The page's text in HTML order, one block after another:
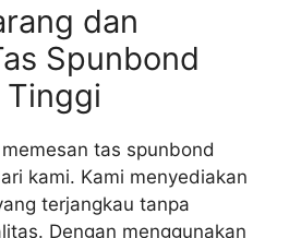
dan
Spunbond
Tinggi
tas spunbond
kami. Kami menyediakan
terjangkau tanpa
Dengan menggunakan